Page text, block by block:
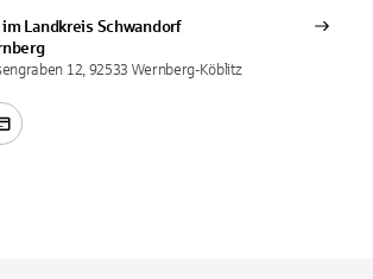
im Landkreis Schwandorf
12, 92533 Wernberg-Köblitz